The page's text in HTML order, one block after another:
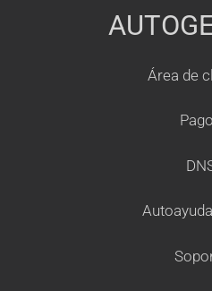
Área de